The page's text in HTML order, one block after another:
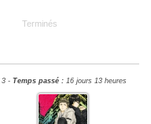
Terminés
3 - Temps passé : 16 jours 13 heures